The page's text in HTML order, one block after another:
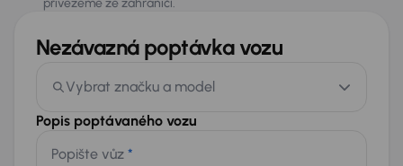
Nezávazná poptávka vozu
Vybrat značku a model
Popis poptávaného vozu
Popište vůz *